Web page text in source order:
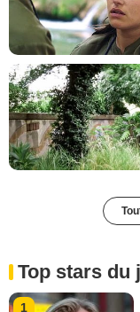
Top stars du
1